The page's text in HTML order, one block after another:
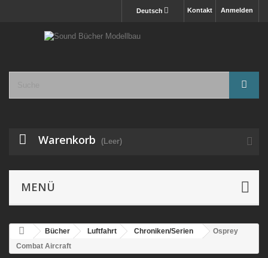
Anmelden
Kontakt
Deutsch
Warenkorb (Leer)
MENÜ
Bücher Luftfahrt Chroniken/Serien
Osprey
Combat Aircraft